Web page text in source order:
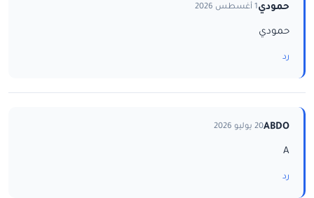
حمودي1 أغسطس 2026
حمودي
رد
ABDO20 يوليو 2026
A
رد